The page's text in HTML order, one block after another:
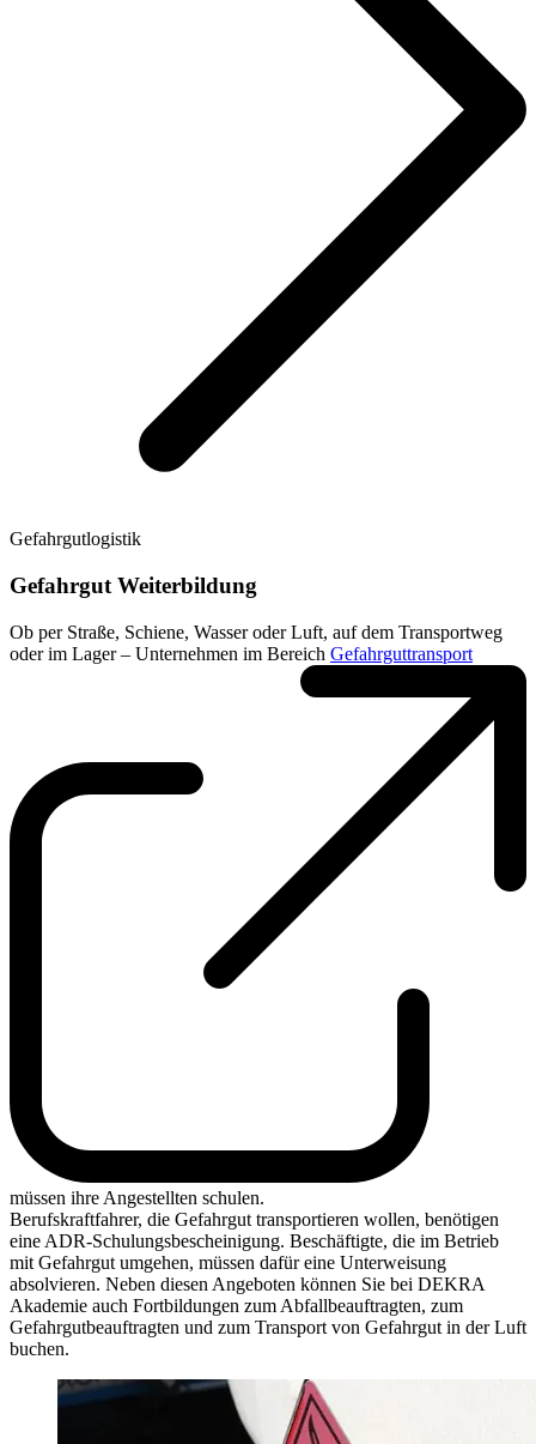
Gefahrgutlogistik
Gefahrgut Weiterbildung
Ob per Straße, Schiene, Wasser oder Luft, auf dem Transportweg
oder im Lager – Unternehmen im Bereich Gefahrguttransport
müssen ihre Angestellten schulen.
Berufskraftfahrer, die Gefahrgut transportieren wollen, benötigen
eine ADR-Schulungsbescheinigung. Beschäftigte, die im Betrieb
mit Gefahrgut umgehen, müssen dafür eine Unterweisung
absolvieren. Neben diesen Angeboten können Sie bei DEKRA
Akademie auch Fortbildungen zum Abfallbeauftragten, zum
Gefahrgutbeauftragten und zum Transport von Gefahrgut in der Luft
buchen.